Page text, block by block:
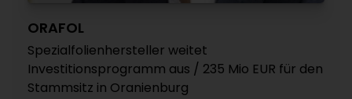
ORAFOL
Spezialfolienhersteller weitet
Investitionsprogramm aus / 235 Mio EUR für den
Stammsitz in Oranienburg